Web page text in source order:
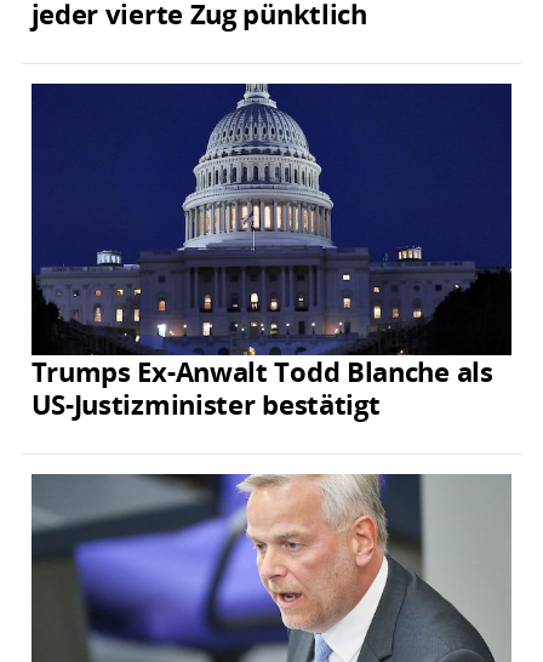
jeder vierte Zug pünktlich
Trumps Ex-Anwalt Todd Blanche als
US-Justizminister bestätigt